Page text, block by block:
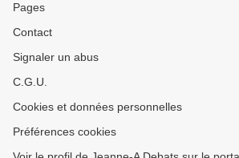
Pages
Contact
Signaler un abus
C.G.U.
Cookies et données personnelles
Préférences cookies